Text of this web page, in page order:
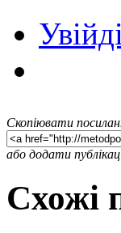
Скопіювати
або додати
Схожі